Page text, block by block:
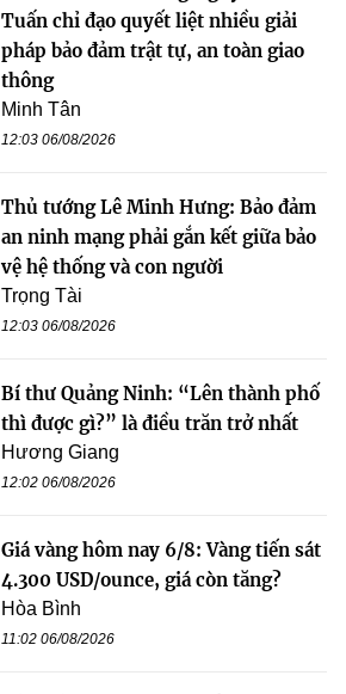
Tuấn chỉ đạo quyết liệt nhiều giải
pháp bảo đảm trật tự, an toàn giao
thông
Minh Tân
12:03 06/08/2026
Thủ tướng Lê Minh Hưng: Bảo đảm
an ninh mạng phải gắn kết giữa bảo
vệ hệ thống và con người
Trọng Tài
12:03 06/08/2026
Bí thư Quảng Ninh: “Lên thành phố
thì được gì?” là điều trăn trở nhất
Hương Giang
12:02 06/08/2026
Giá vàng hôm nay 6/8: Vàng tiến sát
4.300 USD/ounce, giá còn tăng?
Hòa Bình
11:02 06/08/2026